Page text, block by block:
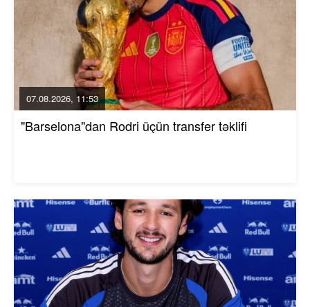
07.08.2026, 11:53
"Barselona"dan Rodri üçün transfer təklifi